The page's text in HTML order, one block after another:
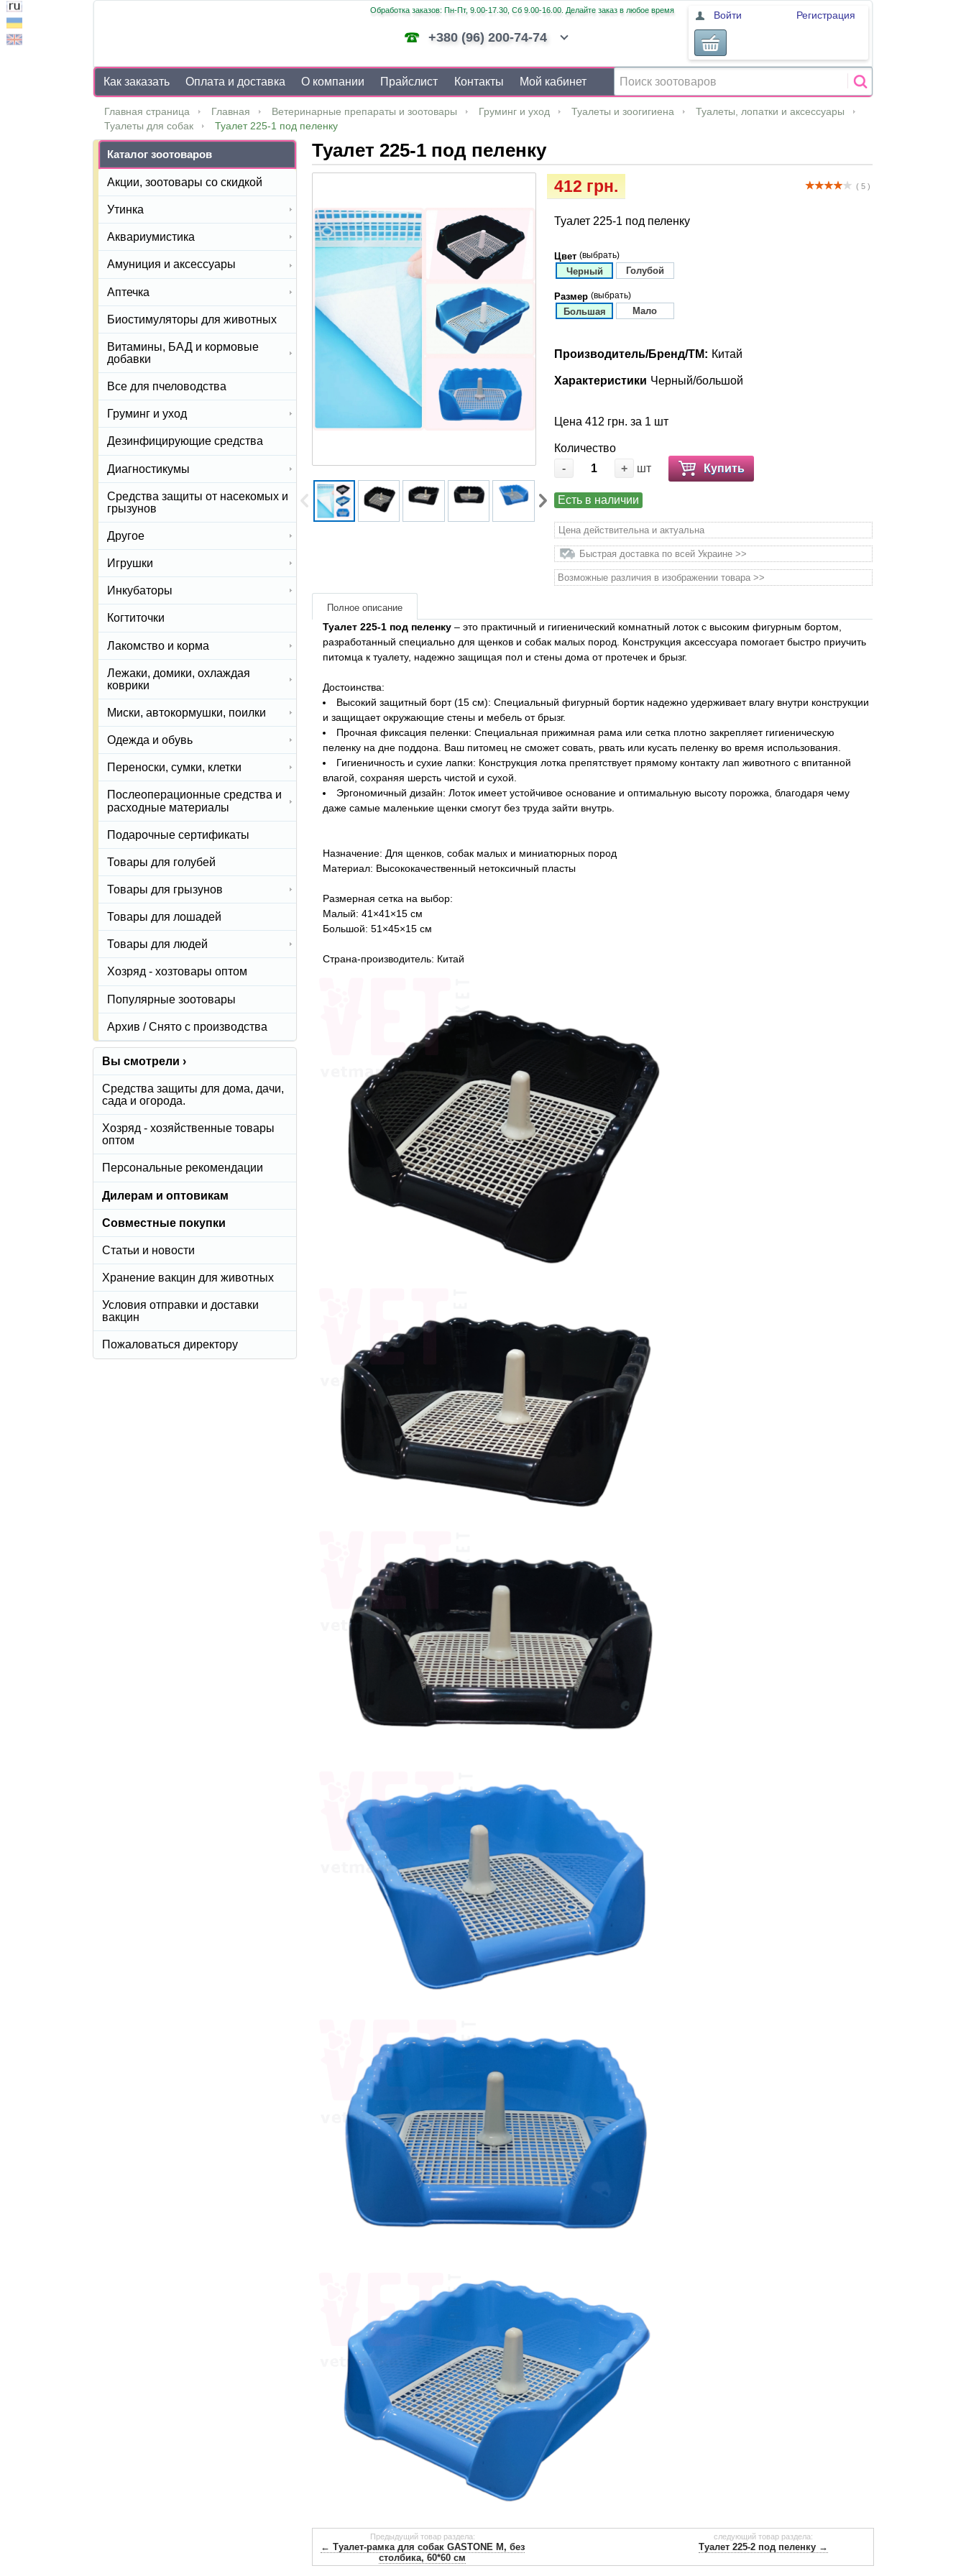
Обработка заказов: Пн-Пт, 9.00-17.30, Сб 9.00-16.00. Делайте заказ в любое время
+380 (96) 200-74-74
Войти Регистрация
Как заказать Оплата и доставка О компании Прайслист Контакты Мой кабинет
Главная страница Главная Ветеринарные препараты и зоотовары Груминг и уход Туалеты и зоогигиена
Туалеты, лопатки и аксессуары
Туалеты для собак
Туалет 225-1 под пеленку
Туалет 225-1 под пеленку
( 5 )
412 грн.
Туалет 225-1 под пеленку
Цвет(выбрать)
Черный Голубой
Размер(выбрать)
Большая Мало
Производитель/Бренд/ТМ: Китай
Характеристики Черный/большой
Цена 412 грн. за 1 шт
Количество
-
+ шт Купить
Есть в наличии
Цена действительна и актуальна
Быстрая доставка по всей Украине >>
Возможные различия в изображении товара >>
Полное описание
Туалет 225-1 под пеленку– это практичный и гигиенический комнатный лоток с высоким фигурным бортом,
разработанный специально для щенков и собак малых пород. Конструкция аксессуара помогает быстро приучить
питомца к туалету, надежно защищая пол и стены дома от протечек и брызг.
Достоинства:
Высокий защитный борт (15 см): Специальный фигурный бортик надежно удерживает влагу внутри конструкции
и защищает окружающие стены и мебель от брызг.
Прочная фиксация пеленки: Специальная прижимная рама или сетка плотно закрепляет гигиеническую
пеленку на дне поддона. Ваш питомец не сможет совать, рвать или кусать пеленку во время использования.
Гигиеничность и сухие лапки: Конструкция лотка препятствует прямому контакту лап животного с впитанной
влагой, сохраняя шерсть чистой и сухой.
Эргономичный дизайн: Лоток имеет устойчивое основание и оптимальную высоту порожка, благодаря чему
даже самые маленькие щенки смогут без труда зайти внутрь.
Назначение: Для щенков, собак малых и миниатюрных пород
Материал: Высококачественный нетоксичный пласты
Размерная сетка на выбор:
Малый: 41×41×15 см
Большой: 51×45×15 см
Страна-производитель: Китай
Предыдущий товар раздела:
← Туалет-рамка для собак GASTONE M, без
столбика, 60*60 см
следующий товар раздела:
Туалет 225-2 под пеленку →
Каталог зоотоваров
Акции, зоотовары со скидкой
Утинка
Аквариумистика
Амуниция и аксессуары
Аптечка
Биостимуляторы для животных
Витамины, БАД и кормовые
добавки
Все для пчеловодства
Груминг и уход
Дезинфицирующие средства
Диагностикумы
Средства защиты от насекомых и
грызунов
Другое
Игрушки
Инкубаторы
Когтиточки
Лакомство и корма
Лежаки, домики, охлаждая
коврики
Миски, автокормушки, поилки
Одежда и обувь
Переноски, сумки, клетки
Послеоперационные средства и
расходные материалы
Подарочные сертификаты
Товары для голубей
Товары для грызунов
Товары для лошадей
Товары для людей
Хозряд - хозтовары оптом
Популярные зоотовары
Архив / Снято с производства
Вы смотрели ›
Средства защиты для дома, дачи,
сада и огорода.
Хозряд - хозяйственные товары
оптом
Персональные рекомендации
Дилерам и оптовикам
Совместные покупки
Статьи и новости
Хранение вакцин для животных
Условия отправки и доставки
вакцин
Пожаловаться директору